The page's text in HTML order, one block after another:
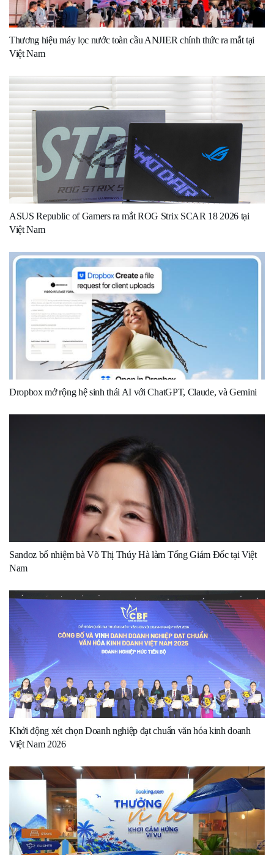
Thương hiệu máy lọc nước toàn cầu ANJIER chính thức ra mắt tại
Việt Nam
ASUS Republic of Gamers ra mắt ROG Strix SCAR 18 2026 tại
Việt Nam
Dropbox mở rộng hệ sinh thái AI với ChatGPT, Claude, và Gemini
Sandoz bổ nhiệm bà Võ Thị Thúy Hà làm Tổng Giám Đốc tại Việt
Nam
Khởi động xét chọn Doanh nghiệp đạt chuẩn văn hóa kinh doanh
Việt Nam 2026